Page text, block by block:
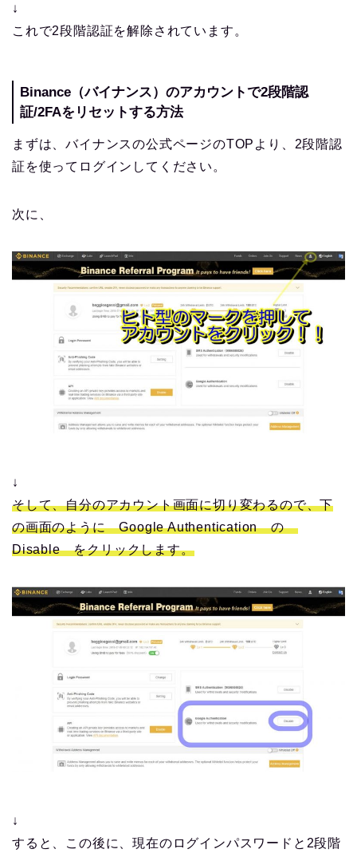
↓
これで2段階認証を解除されています。
Binance（バイナンス）のアカウントで2段階認
証/2FAをリセットする方法
まずは、バイナンスの公式ページのTOPより、2段階認
証を使ってログインしてください。
次に、
↓
そして、自分のアカウント画面に切り変わるので、下
の画面のように Google Authentication の
Disable をクリックします。
↓
すると、この後に、現在のログインパスワードと2段階